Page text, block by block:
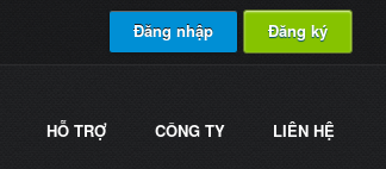
Đăng nhập Đăng ký
HỖ TRỢ CÔNG TY LIÊN HỆ